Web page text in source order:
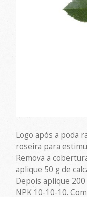
Logo após a poda
roseira para
Remova a
aplique 50 g de
Depois aplique
NPK 10-10-10.